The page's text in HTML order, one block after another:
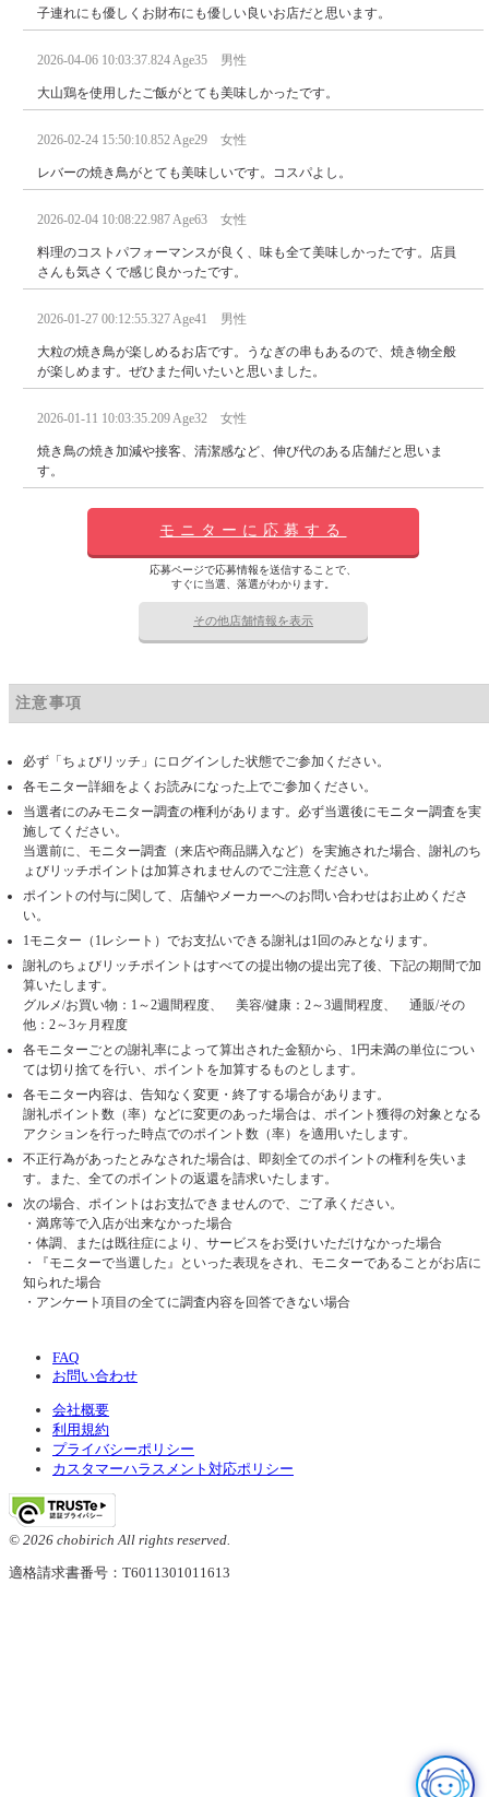
子連れにも優しくお財布にも優しい良いお店だと思います。
2026-04-06 10:03:37.824 Age35 男性
大山鶏を使用したご飯がとても美味しかったです。
2026-02-24 15:50:10.852 Age29 女性
レバーの焼き鳥がとても美味しいです。コスパよし。
2026-02-04 10:08:22.987 Age63 女性
料理のコストパフォーマンスが良く、味も全て美味しかったです。店員
さんも気さくで感じ良かったです。
2026-01-27 00:12:55.327 Age41 男性
大粒の焼き鳥が楽しめるお店です。うなぎの串もあるので、焼き物全般
が楽しめます。ぜひまた伺いたいと思いました。
2026-01-11 10:03:35.209 Age32 女性
焼き鳥の焼き加減や接客、清潔感など、伸び代のある店舗だと思いま
す。
モニターに応募する
応募ページで応募情報を送信することで、
すぐに当選、落選がわかります。
その他店舗情報を表示
注意事項
必ず「ちょびリッチ」にログインした状態でご参加ください。
各モニター詳細をよくお読みになった上でご参加ください。
当選者にのみモニター調査の権利があります。必ず当選後にモニター調査を実
施してください。
当選前に、モニター調査（来店や商品購入など）を実施された場合、謝礼のち
ょびリッチポイントは加算されませんのでご注意ください。
ポイントの付与に関して、店舗やメーカーへのお問い合わせはお止めくださ
い。
1モニター（1レシート）でお支払いできる謝礼は1回のみとなります。
謝礼のちょびリッチポイントはすべての提出物の提出完了後、下記の期間で加
算いたします。
グルメ/お買い物：1～2週間程度、 美容/健康：2～3週間程度、 通販/その
他：2～3ヶ月程度
各モニターごとの謝礼率によって算出された金額から、1円未満の単位につい
ては切り捨てを行い、ポイントを加算するものとします。
各モニター内容は、告知なく変更・終了する場合があります。
謝礼ポイント数（率）などに変更のあった場合は、ポイント獲得の対象となる
アクションを行った時点でのポイント数（率）を適用いたします。
不正行為があったとみなされた場合は、即刻全てのポイントの権利を失いま
す。また、全てのポイントの返還を請求いたします。
次の場合、ポイントはお支払できませんので、ご了承ください。
・満席等で入店が出来なかった場合
・体調、または既往症により、サービスをお受けいただけなかった場合
・『モニターで当選した』といった表現をされ、モニターであることがお店に
知られた場合
・アンケート項目の全てに調査内容を回答できない場合
FAQ
お問い合わせ
会社概要
利用規約
プライバシーポリシー
カスタマーハラスメント対応ポリシー
© 2026 chobirich All rights reserved.
適格請求書番号：T6011301011613